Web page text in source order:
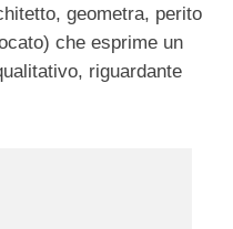
geometra, perito
che esprime un
riguardante